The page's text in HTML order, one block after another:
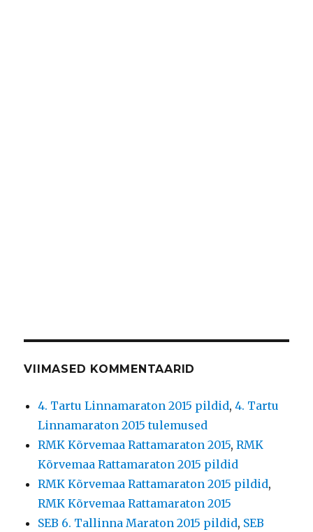
VIIMASED KOMMENTAARID
4. Tartu Linnamaraton 2015 pildid,4. Tartu
Linnamaraton 2015 tulemused
RMK Kõrvemaa Rattamaraton 2015,RMK
Kõrvemaa Rattamaraton 2015 pildid
RMK Kõrvemaa Rattamaraton 2015 pildid,
RMK Kõrvemaa Rattamaraton 2015
SEB 6. Tallinna Maraton 2015 pildid, SEB